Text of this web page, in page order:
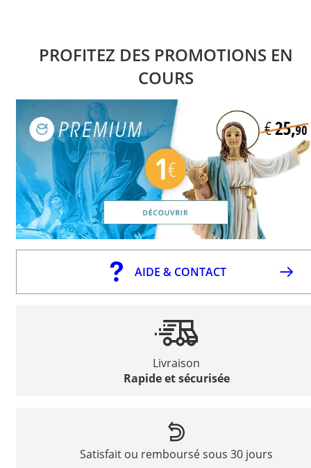
PROFITEZ DES PROMOTIONS EN
COURS
AIDE & CONTACT
Livraison
Rapide et sécurisée
Satisfait ou remboursé sous 30 jours